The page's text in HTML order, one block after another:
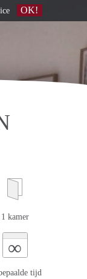
1 kamer
∞
tijd
OK!